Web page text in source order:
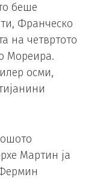
беше
Франческо
на четвртото
Мореира.
осми,
Мартин ја